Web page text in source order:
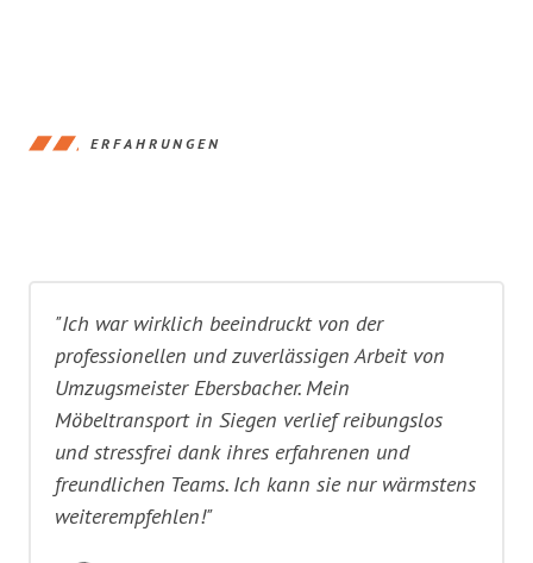
ERFAHRUNGEN
"Ich war wirklich beeindruckt von der
professionellen und zuverlässigen Arbeit von
Umzugsmeister Ebersbacher. Mein
Möbeltransport in Siegen verlief reibungslos
und stressfrei dank ihres erfahrenen und
freundlichen Teams. Ich kann sie nur wärmstens
weiterempfehlen!"